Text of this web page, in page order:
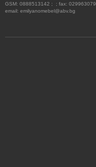
GSM: 0888513142 ; ; fax: 029963079
email: emilyanomebel@abv.bg